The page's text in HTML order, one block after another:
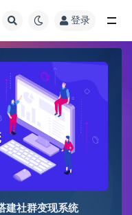
登录
建社群变现系统